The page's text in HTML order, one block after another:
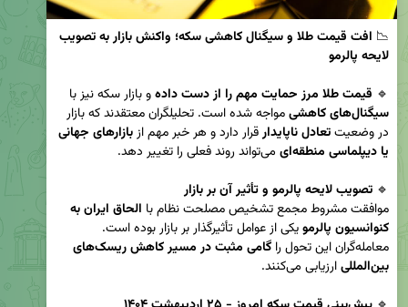
📉
لایحه پالرمو
🔹 قیمت طلا مرز حمایت مهم را از دست داده و بازار سکه نیز با
سیگنال‌های کاهشی
در وضعیت تعادل ناپایدار قرار دارد و هر خبر مهم از
یا دیپلماسی منطقه‌ای
🔹 تصویب لایحه پالرمو و تأثیر آن بر بازار
موافقت مشروط مجمع تشخیص مصلحت نظام با
کنوانسیون پالرمو
معامله‌گران این تحول را
بین‌المللی